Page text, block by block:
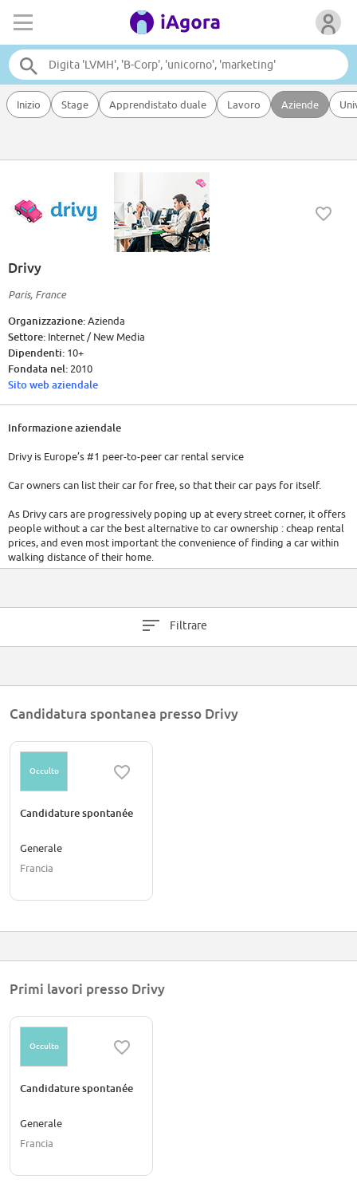
Inizio Stage Apprendistato duale Lavoro Aziende
Drivy
Paris, France
Organizzazione:Azienda
Settore: Internet / New Media
Dipendenti: 10+
Fondata nel: 2010
Sito web aziendale
Informazione aziendale
Drivy is Europe’s #1 peer-to-peer car rental service
Car owners can list their car for free, so that their car pays for itself.
As Drivy cars are progressively poping up at every street corner, it offers
people without a car the best alternative to car ownership : cheap rental
prices, and even most important the convenience of finding a car within
walking distance of their home.
Drivy belongs to the sharing economy movement, amidst other services
environmental and social good.
But let our community speak for us !
Filtrare
Candidatura spontanea presso Drivy
Occulto
Candidature spontanée
Generale
Francia
Primi lavori presso Drivy
Occulto
Candidature spontanée
Generale
Francia